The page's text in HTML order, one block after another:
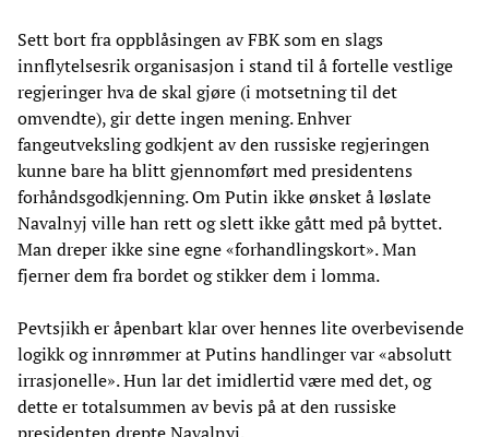
Sett bort fra oppblåsingen av FBK som en slags
innflytelsesrik organisasjon i stand til å fortelle vestlige
regjeringer hva de skal gjøre (i motsetning til det
omvendte), gir dette ingen mening. Enhver
fangeutveksling godkjent av den russiske regjeringen
kunne bare ha blitt gjennomført med presidentens
forhåndsgodkjenning. Om Putin ikke ønsket å løslate
Navalnyj ville han rett og slett ikke gått med på byttet.
Man dreper ikke sine egne «forhandlingskort». Man
fjerner dem fra bordet og stikker dem i lomma.
Pevtsjikh er åpenbart klar over hennes lite overbevisende
logikk og innrømmer at Putins handlinger var «absolutt
irrasjonelle». Hun lar det imidlertid være med det, og
dette er totalsummen av bevis på at den russiske
presidenten drepte Navalnyj.